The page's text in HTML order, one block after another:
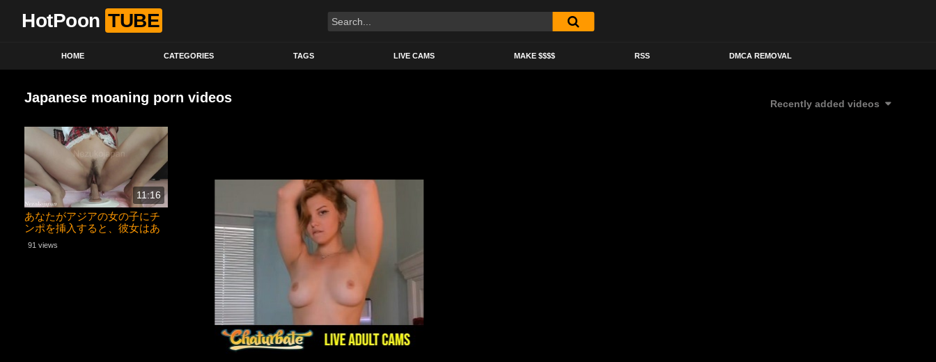
HotPoon TUBE
HOME CATEGORIES TAGS LIVE CAMS MAKE $$$$ RSS DMCA REMOVAL
Japanese moaning porn videos Recently added videos
11:16
あなたがアジアの女の子にチ
ンポを挿入すると、彼女はあ
なたの顔に喜びを感じまし
た。
91 views